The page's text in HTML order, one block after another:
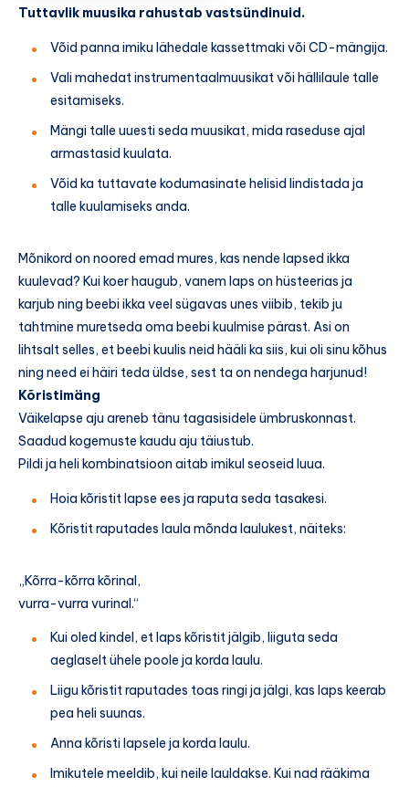
Tuttavlik muusika rahustab vastsündinuid.
Võid panna imiku lähedale kassettmaki või CD-mängija.
Vali mahedat instrumentaalmuusikat või hällilaule talle
esitamiseks.
Mängi talle uuesti seda muusikat, mida raseduse ajal
armastasid kuulata.
Võid ka tuttavate kodumasinate helisid lindistada ja
talle kuulamiseks anda.
Mõnikord on noored emad mures, kas nende lapsed ikka
kuulevad? Kui koer haugub, vanem laps on hüsteerias ja
karjub ning beebi ikka veel sügavas unes viibib, tekib ju
tahtmine muretseda oma beebi kuulmise pärast. Asi on
lihtsalt selles, et beebi kuulis neid hääli ka siis, kui oli sinu kõhus
ning need ei häiri teda üldse, sest ta on nendega harjunud!
Kõristimäng
Väikelapse aju areneb tänu tagasisidele ümbruskonnast.
Saadud kogemuste kaudu aju täiustub.
Pildi ja heli kombinatsioon aitab imikul seoseid luua.
Hoia kõristit lapse ees ja raputa seda tasakesi.
Kõristit raputades laula mõnda laulukest, näiteks:
„Kõrra-kõrra kõrinal,
vurra-vurra vurinal.“
Kui oled kindel, et laps kõristit jälgib, liiguta seda
aeglaselt ühele poole ja korda laulu.
Liigu kõristit raputades toas ringi ja jälgi, kas laps keerab
pea heli suunas.
Anna kõristi lapsele ja korda laulu.
Imikutele meeldib, kui neile lauldakse. Kui nad rääkima